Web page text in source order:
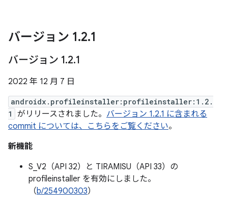
バージョン 1.2.1
バージョン 1.2.1
2022 年 12 月 7 日
androidx.profileinstaller:profileinstaller:1.2.
1
がリリースされました。 バージョン 1.2.1 に含まれる
commit については、こちらをご覧ください。
新機能
S_V2（API 32）と TIRAMISU（API 33）の
profileinstaller を有効にしました。
（b/254900303）